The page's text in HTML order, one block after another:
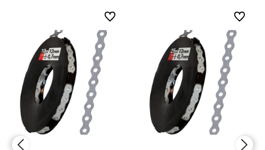
Do ulubionych
Do ulubionych Do
Do